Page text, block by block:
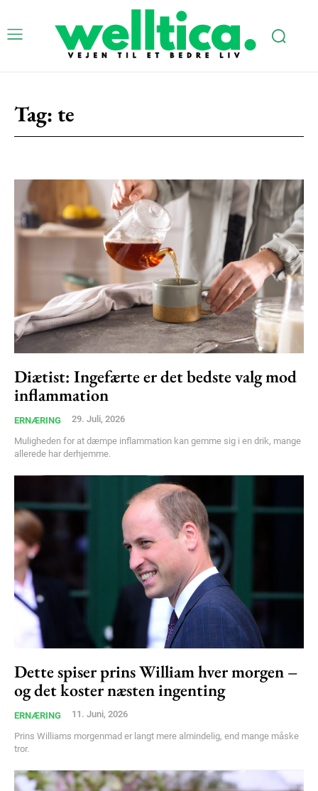
Tag: te
Diætist: Ingefærte er det bedste valg mod
inflammation
ERNÆRING 29. Juli, 2026
Muligheden for at dæmpe inflammation kan gemme sig i en drik, mange
allerede har derhjemme.
Dette spiser prins William hver morgen –
og det koster næsten ingenting
ERNÆRING 11. Juni, 2026
Prins Williams morgenmad er langt mere almindelig, end mange måske
tror.